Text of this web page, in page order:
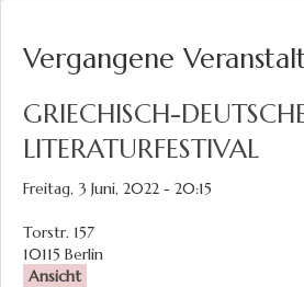
Vergangene
GRIECHISCH-
LITERATURFESTIVAL
Freitag, 3 Juni, 2022 - 20:15
Torstr. 157
10115 Berlin
Ansicht